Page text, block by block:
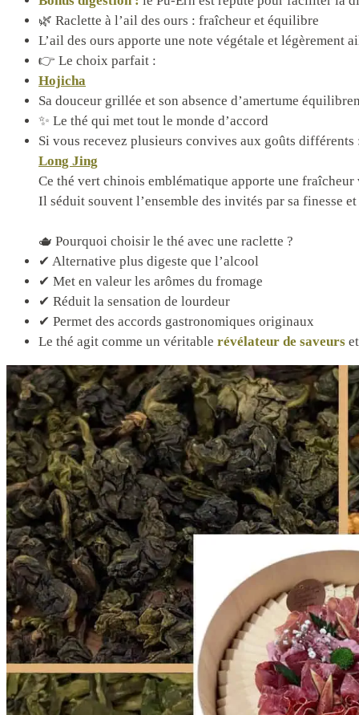
🌿 Raclette à l’ail des ours : fraîcheur et équilibre
L’ail des ours apporte une note végétale et légèrement
👉 Le choix parfait :
Hojicha
Sa douceur grillée et son absence d’amertume
✨ Le thé qui met tout le monde d’accord
Si vous recevez plusieurs convives aux goûts différents
Long Jing
Ce thé vert chinois emblématique apporte une
Il séduit souvent l’ensemble des invités par sa finesse et
🫖 Pourquoi choisir le thé avec une raclette ?
✔ Alternative plus digeste que l’alcool
✔ Met en valeur les arômes du fromage
✔ Réduit la sensation de lourdeur
✔ Permet des accords gastronomiques originaux
Le thé agit comme un véritable révélateur de saveurs